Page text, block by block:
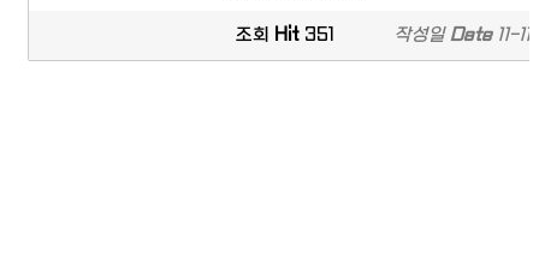
조회 Hit 351 작성일Date11-11